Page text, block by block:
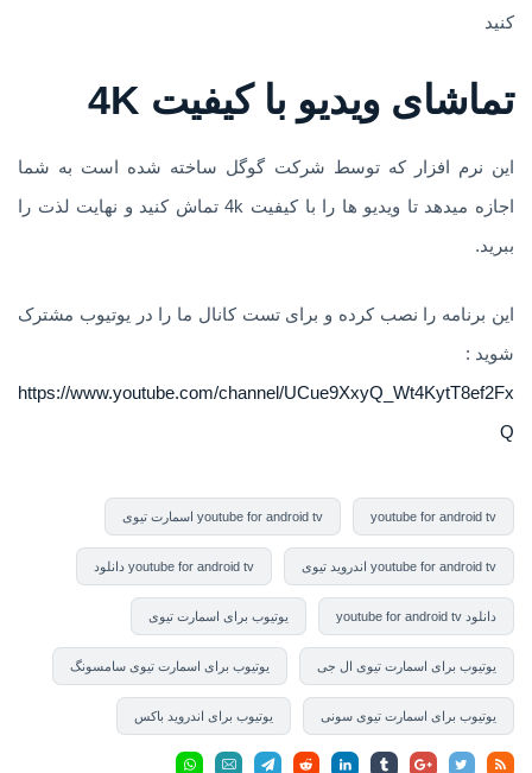
کنید
تماشای ویدیو با کیفیت 4K
این نرم افزار که توسط شرکت گوگل ساخته شده است به شما
اجازه میدهد تا ویدیو ها را با کیفیت 4k تماش کنید و نهایت لذت را
ببرید.
این برنامه را نصب کرده و برای تست کانال ما را در یوتیوب مشترک
شوید :
https://www.youtube.com/channel/UCue9XxyQ_Wt4KytT8ef2Fx
Q
youtube for android tv youtube for android tv اسمارت تیوی
youtube for android tv اندروید تیوی youtube for android tv دانلود
دانلود youtube for android tv یوتیوب برای اسمارت تیوی
یوتیوب برای اسمارت تیوی ال جی یوتیوب برای اسمارت تیوی سامسونگ
یوتیوب برای اسمارت تیوی سونی یوتیوب برای اندروید باکس